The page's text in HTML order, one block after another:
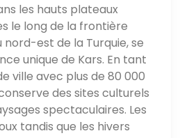
les hauts plateaux
le long de la frontière
est de la Turquie, se
unique de Kars. En tant
ville avec plus de 80 000
des sites culturels
spectaculaires. Les
tandis que les hivers